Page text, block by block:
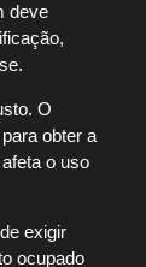
deve
O
obter a
o uso
exigir
ocupado